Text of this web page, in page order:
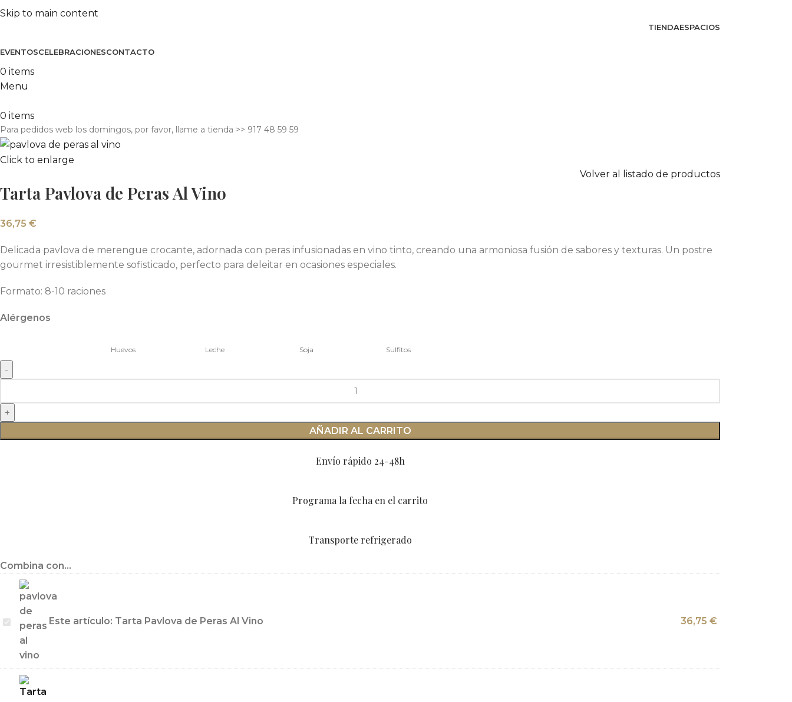
Skip to main content
TIENDAESPACIOS
EVENTOSCELEBRACIONESCONTACTO
0 items
Menu
0 items
Para pedidos web los domingos, por favor, llame a tienda​ >> 917 48 59 59
Click to enlarge
Volver al listado de productos
Tarta Pavlova de Peras Al Vino
36,75 €
Delicada pavlova de merengue crocante, adornada con peras infusionadas en vino tinto, creando una armoniosa fusión de sabores y texturas. Un postre
gourmet irresistiblemente sofisticado, perfecto para deleitar en ocasiones especiales.
Formato: 8-10 raciones
Alérgenos
Huevos Leche Soja Sulfitos
AÑADIR AL CARRITO
Envío rápido 24-48h
Programa la fecha en el carrito
Transporte refrigerado
Combina con...
Tarta
Pavlova
Vino
Este artículo: Tarta Pavlova de Peras Al Vino 36,75 €